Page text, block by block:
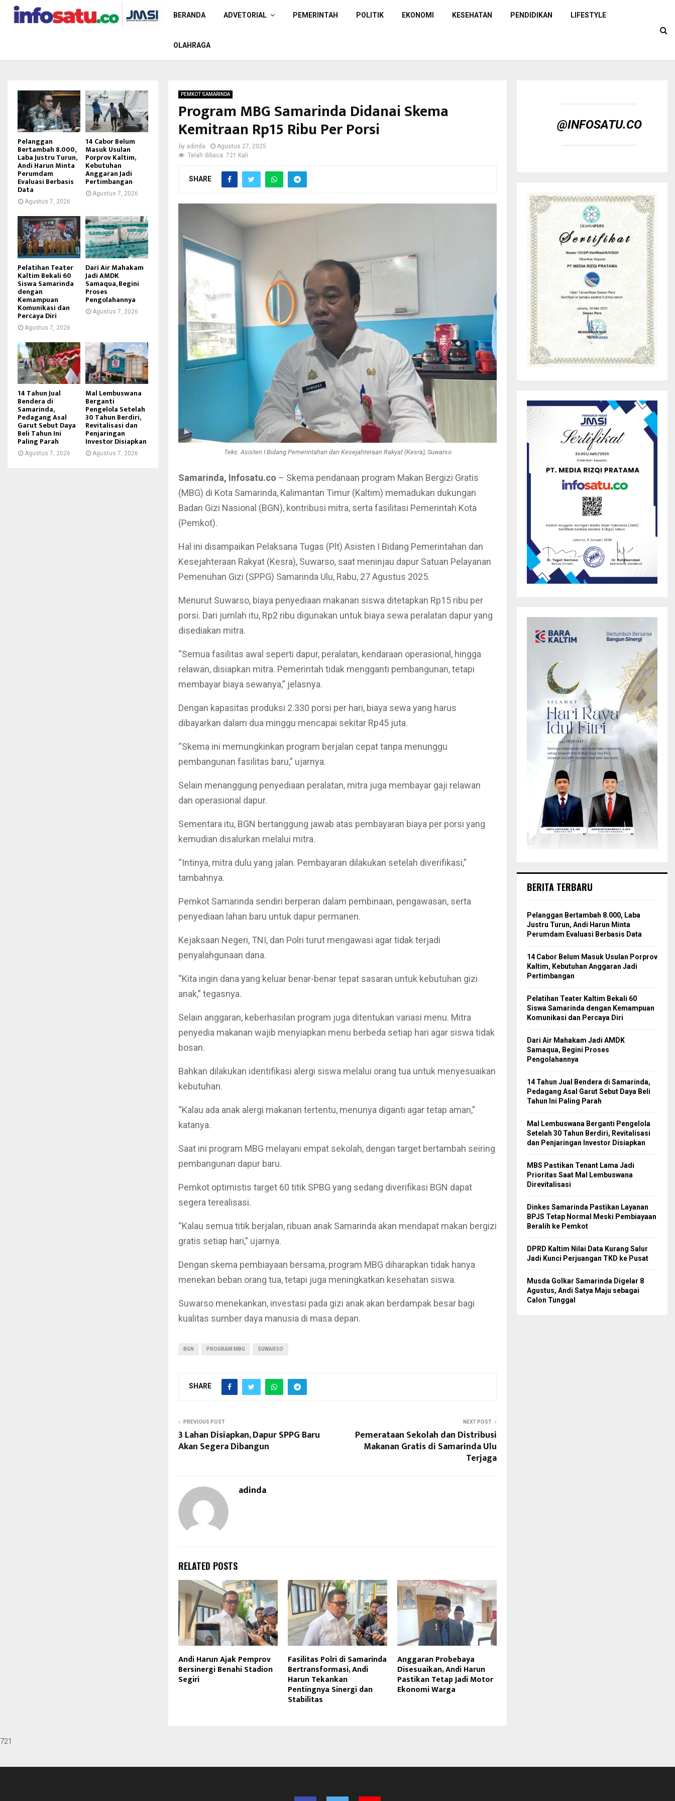
BERANDA ADVETORIAL PEMERINTAH POLITIK EKONOMI KESEHATAN PENDIDIKAN LIFESTYLE
OLAHRAGA
PEMKOT SAMARINDA
Program MBG Samarinda Didanai Skema
Kemitraan Rp15 Ribu Per Porsi
by adinda
Agustus 27, 2025
Telah dibaca: 721 Kali
SHARE
Teks: Asisten I Bidang Pemerintahan dan Kesejahteraan Rakyat (Kesra), Suwarso
Samarinda, Infosatu.co – Skema pendanaan program Makan Bergizi Gratis
(MBG) di Kota Samarinda, Kalimantan Timur (Kaltim) memadukan dukungan
Badan Gizi Nasional (BGN), kontribusi mitra, serta fasilitasi Pemerintah Kota
(Pemkot).
Hal ini disampaikan Pelaksana Tugas (Plt) Asisten I Bidang Pemerintahan dan
Kesejahteraan Rakyat (Kesra), Suwarso, saat meninjau dapur Satuan Pelayanan
Pemenuhan Gizi (SPPG) Samarinda Ulu, Rabu, 27 Agustus 2025.
Menurut Suwarso, biaya penyediaan makanan siswa ditetapkan Rp15 ribu per
porsi. Dari jumlah itu, Rp2 ribu digunakan untuk biaya sewa peralatan dapur yang
disediakan mitra.
“Semua fasilitas awal seperti dapur, peralatan, kendaraan operasional, hingga
relawan, disiapkan mitra. Pemerintah tidak mengganti pembangunan, tetapi
membayar biaya sewanya,” jelasnya.
Dengan kapasitas produksi 2.330 porsi per hari, biaya sewa yang harus
dibayarkan dalam dua minggu mencapai sekitar Rp45 juta.
“Skema ini memungkinkan program berjalan cepat tanpa menunggu
pembangunan fasilitas baru,” ujarnya.
Selain menanggung penyediaan peralatan, mitra juga membayar gaji relawan
dan operasional dapur.
Sementara itu, BGN bertanggung jawab atas pembayaran biaya per porsi yang
kemudian disalurkan melalui mitra.
“Intinya, mitra dulu yang jalan. Pembayaran dilakukan setelah diverifikasi,”
tambahnya.
Pemkot Samarinda sendiri berperan dalam pembinaan, pengawasan, serta
penyediaan lahan baru untuk dapur permanen.
Kejaksaan Negeri, TNI, dan Polri turut mengawasi agar tidak terjadi
penyalahgunaan dana.
“Kita ingin dana yang keluar benar-benar tepat sasaran untuk kebutuhan gizi
anak,” tegasnya.
Selain anggaran, keberhasilan program juga ditentukan variasi menu. Mitra
penyedia makanan wajib menyiapkan menu berbeda setiap hari agar siswa tidak
bosan.
Bahkan dilakukan identifikasi alergi siswa melalui orang tua untuk menyesuaikan
kebutuhan.
“Kalau ada anak alergi makanan tertentu, menunya diganti agar tetap aman,”
katanya.
Saat ini program MBG melayani empat sekolah, dengan target bertambah seiring
pembangunan dapur baru.
Pemkot optimistis target 60 titik SPBG yang sedang diverifikasi BGN dapat
segera terealisasi.
“Kalau semua titik berjalan, ribuan anak Samarinda akan mendapat makan bergizi
gratis setiap hari,” ujarnya.
Dengan skema pembiayaan bersama, program MBG diharapkan tidak hanya
menekan beban orang tua, tetapi juga meningkatkan kesehatan siswa.
Suwarso menekankan, investasi pada gizi anak akan berdampak besar bagi
kualitas sumber daya manusia di masa depan.
BGN PROGRAM MBG SUWARSO
SHARE
PREVIOUS POST
3 Lahan Disiapkan, Dapur SPPG Baru
Akan Segera Dibangun
NEXT POST
Pemerataan Sekolah dan Distribusi
Makanan Gratis di Samarinda Ulu
Terjaga
adinda
RELATED POSTS
Andi Harun Ajak Pemprov
Bersinergi Benahi Stadion
Segiri
Fasilitas Polri di Samarinda
Bertransformasi, Andi
Harun Tekankan
Pentingnya Sinergi dan
Stabilitas
Anggaran Probebaya
Disesuaikan, Andi Harun
Pastikan Tetap Jadi Motor
Ekonomi Warga
Pelanggan
Bertambah 8.000,
Laba Justru Turun,
Andi Harun Minta
Perumdam
Evaluasi Berbasis
Data
Agustus 7, 2026
14 Cabor Belum
Masuk Usulan
Porprov Kaltim,
Kebutuhan
Anggaran Jadi
Pertimbangan
Agustus 7, 2026
Pelatihan Teater
Kaltim Bekali 60
Siswa Samarinda
dengan
Kemampuan
Komunikasi dan
Percaya Diri
Agustus 7, 2026
Dari Air Mahakam
Jadi AMDK
Samaqua, Begini
Proses
Pengolahannya
Agustus 7, 2026
14 Tahun Jual
Bendera di
Samarinda,
Pedagang Asal
Garut Sebut Daya
Beli Tahun Ini
Paling Parah
Agustus 7, 2026
Mal Lembuswana
Berganti
Pengelola Setelah
30 Tahun Berdiri,
Revitalisasi dan
Penjaringan
Investor Disiapkan
Agustus 7, 2026
@INFOSATU.CO
BERITA TERBARU
Pelanggan Bertambah 8.000, Laba
Justru Turun, Andi Harun Minta
Perumdam Evaluasi Berbasis Data
14 Cabor Belum Masuk Usulan Porprov
Kaltim, Kebutuhan Anggaran Jadi
Pertimbangan
Pelatihan Teater Kaltim Bekali 60
Siswa Samarinda dengan Kemampuan
Komunikasi dan Percaya Diri
Dari Air Mahakam Jadi AMDK
Samaqua, Begini Proses
Pengolahannya
14 Tahun Jual Bendera di Samarinda,
Pedagang Asal Garut Sebut Daya Beli
Tahun Ini Paling Parah
Mal Lembuswana Berganti Pengelola
Setelah 30 Tahun Berdiri, Revitalisasi
dan Penjaringan Investor Disiapkan
MBS Pastikan Tenant Lama Jadi
Prioritas Saat Mal Lembuswana
Direvitalisasi
Dinkes Samarinda Pastikan Layanan
BPJS Tetap Normal Meski Pembiayaan
Beralih ke Pemkot
DPRD Kaltim Nilai Data Kurang Salur
Jadi Kunci Perjuangan TKD ke Pusat
Musda Golkar Samarinda Digelar 8
Agustus, Andi Satya Maju sebagai
Calon Tunggal
721